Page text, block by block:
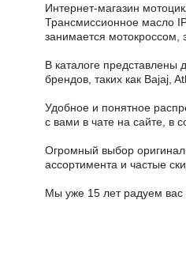
Интернет-магазин
Трансмиссионное масло
занимается мотокроссом,
В каталоге
брендов, таких как Bajaj,
Удобное и понятное
с вами в чате на сайте, в
Огромный выбор
ассортимента и частые
Мы уже 15 лет радуем вас